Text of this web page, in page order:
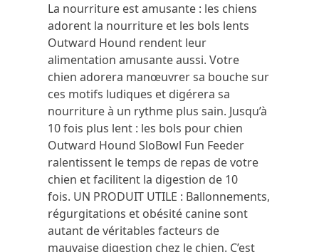
La nourriture est amusante : les chiens
adorent la nourriture et les bols lents
Outward Hound rendent leur
alimentation amusante aussi.Votre
chien adorera manœuvrer sa bouche sur
ces motifs ludiques et digérera sa
nourriture à un rythme plus sain. Jusqu’à
10 fois plus lent : les bols pour chien
Outward Hound SloBowl Fun Feeder
ralentissent le temps de repas de votre
chien et facilitent la digestion de 10
fois. UN PRODUIT UTILE : Ballonnements,
régurgitations et obésité canine sont
autant de véritables facteurs de
mauvaise digestion chez le chien. C’est